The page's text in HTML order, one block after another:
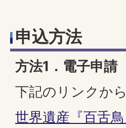
申込方法
方法1．電子申請
下記のリンクか
世界遺産『百舌